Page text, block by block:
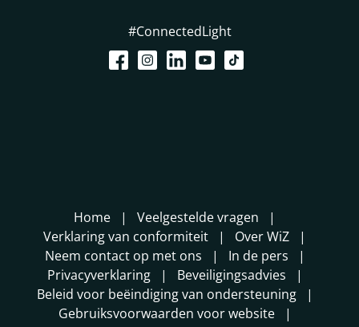
#ConnectedLight
Home
Veelgestelde vragen
Verklaring van conformiteit
Over WiZ
Neem contact op met ons
In de pers
Privacyverklaring
Beveiligingsadvies
Beleid voor beëindiging van ondersteuning
Gebruiksvoorwaarden voor website